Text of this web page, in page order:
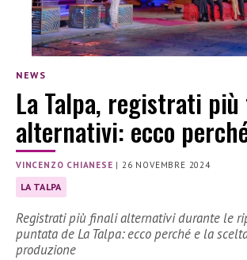
NEWS
La Talpa, registrati
alternativi: ecco
VINCENZO CHIANESE | 26 NOVEMBRE 2024
LA TALPA
Registrati più finali alternativi durante le
puntata de La Talpa: ecco perché e la
produzione